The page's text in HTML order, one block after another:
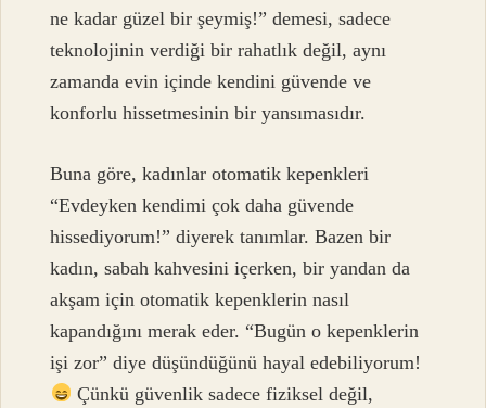
ne kadar güzel bir şeymiş!” demesi, sadece
teknolojinin verdiği bir rahatlık değil, aynı
zamanda evin içinde kendini güvende ve
konforlu hissetmesinin bir yansımasıdır.
Buna göre, kadınlar otomatik kepenkleri
“Evdeyken kendimi çok daha güvende
hissediyorum!” diyerek tanımlar. Bazen bir
kadın, sabah kahvesini içerken, bir yandan da
akşam için otomatik kepenklerin nasıl
kapandığını merak eder. “Bugün o kepenklerin
işi zor” diye düşündüğünü hayal edebiliyorum!
Çünkü güvenlik sadece fiziksel değil,